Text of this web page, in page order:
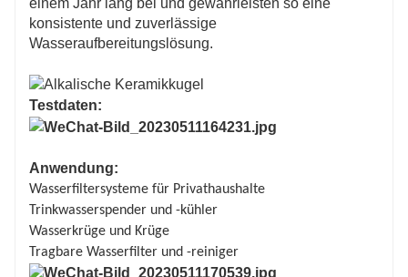
konsistente und zuverlässige
Wasseraufbereitungslösung.
Testdaten:
Anwendung:
Wasserfiltersysteme für Privathaushalte
Trinkwasserspender und -kühler
Wasserkrüge und Krüge
Tragbare Wasserfilter und -reiniger